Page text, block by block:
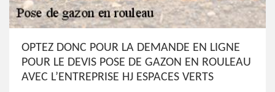
OPTEZ DONC POUR LA DEMANDE EN LIGNE
POUR LE DEVIS POSE DE GAZON EN ROULEAU
AVEC L’ENTREPRISE HJ ESPACES VERTS